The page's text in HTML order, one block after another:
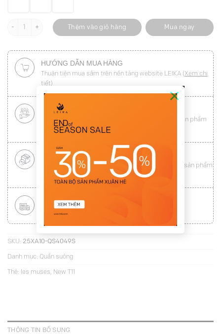
×
Quần suông túi giả đính cúc trang trí số lượng
Thêm vào giỏ hàng Mua ngay
HƯỚNG DẪN MUA HÀNG
Thuận tiện mua sắm trên nền tảng website LEIKA (Xem chi
tiết)
CHÍNH SÁCH KHÁCH HÀNG THÂN THIẾT
Mang tới cho khách hàng sự
toàn vẹn từ sản phẩm
đến dịch vụ (Xem chi tiết
ĐỔI HÀNG NHANH CHÓNG
Được đổi trả hàng nhanh chóng lên tới15 ngày
cho sản phẩm
Xem chi tiết)
MIỄN PHÍ VẬN CHUYỂN TOÀN QUỐC
SKU: 25XA10-QS4049S
Danh mục: Quần suông
Thẻ: les muses, New T11
THÔNG TIN BỔ SUNG